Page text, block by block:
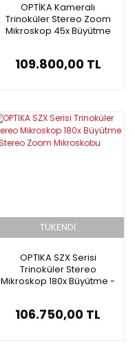
OPTİKA Kameralı
Trinoküler Stereo Zoom
Mikroskop 45x Büyütme
109.800,00 TL
TÜKENDİ
OPTIKA SZX Serisi
Trinoküler Stereo
Mikroskop 180x Büyütme -
106.750,00 TL